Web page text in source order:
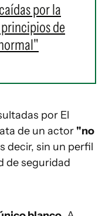
por la
de
por El
de un actor "no
decir, sin un perfil
de seguridad